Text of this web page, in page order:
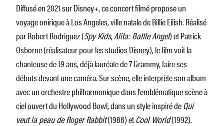
Diffusé en 2021 sur Disney+, ce concert filmé propose un
voyage onirique à Los Angeles, ville natale de Billie Eilish. Réalisé
par Robert Rodriguez (Spy Kids,Alita: Battle Angel) et Patrick
Osborne (réalisateur pour les studios Disney), le film voit la
chanteuse de 19 ans, déjà lauréate de 7 Grammy, faire ses
débuts devant une caméra. Sur scène, elle interprète son album
avec un orchestre philharmonique dans l’emblématique scène à
ciel ouvert du Hollywood Bowl, dans un style inspiré deQui
veut la peau de Roger Rabbit(1988) etCool World(1992).